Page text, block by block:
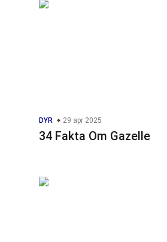
DYR 29 apr 2025
34 Fakta Om Gazelle